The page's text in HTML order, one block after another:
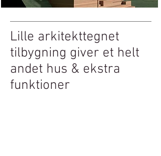
Lille arkitekttegnet
tilbygning giver et helt
andet hus & ekstra
funktioner